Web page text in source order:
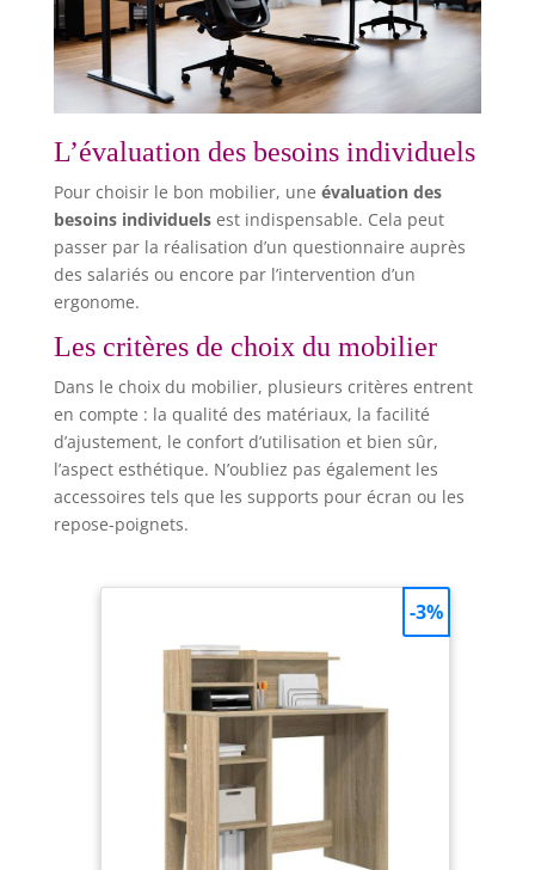
L’évaluation des besoins individuels
Pour choisir le bon mobilier, une évaluation des
besoins individuelsest indispensable. Cela peut
passer par la réalisation d’un questionnaire auprès
des salariés ou encore par l’intervention d’un
ergonome.
Les critères de choix du mobilier
Dans le choix du mobilier, plusieurs critères entrent
en compte : la qualité des matériaux, la facilité
d’ajustement, le confort d’utilisation et bien sûr,
l’aspect esthétique. N’oubliez pas également les
accessoires tels que les supports pour écran ou les
repose-poignets.
-3%